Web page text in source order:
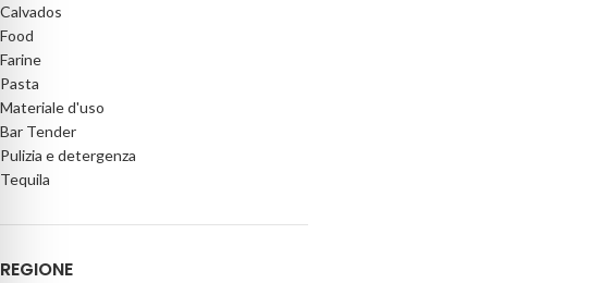
Calvados
Food
Farine
Pasta
Materiale d'uso
Bar Tender
Pulizia e detergenza
Tequila
REGIONE